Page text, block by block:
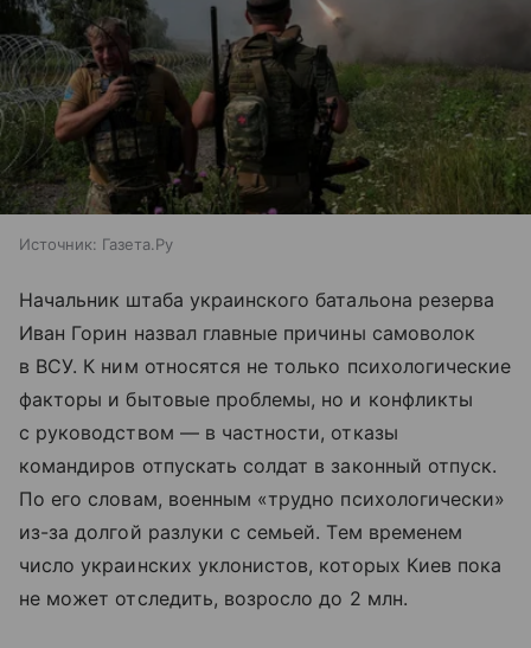
Источник: Газета.Ру
Начальник штаба украинского батальона резерва
Иван Горин назвал главные причины самоволок
в ВСУ. К ним относятся не только психологические
факторы и бытовые проблемы, но и конфликты
с руководством — в частности, отказы
командиров отпускать солдат в законный отпуск.
По его словам, военным «трудно психологически»
из-за долгой разлуки с семьей. Тем временем
число украинских уклонистов, которых Киев пока
не может отследить, возросло до 2 млн.